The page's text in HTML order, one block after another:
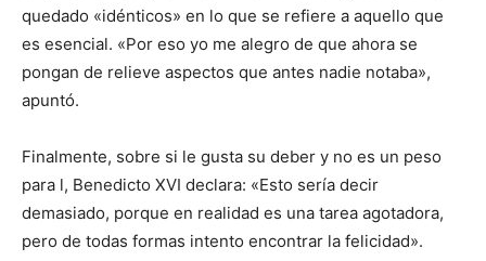
quedado «idénticos» en lo que se refiere a aquello que
es esencial. «Por eso yo me alegro de que ahora se
pongan de relieve aspectos que antes nadie notaba»,
apuntó.
Finalmente, sobre si le gusta su deber y no es un peso
para l, Benedicto XVI declara: «Esto sería decir
demasiado, porque en realidad es una tarea agotadora,
pero de todas formas intento encontrar la felicidad».